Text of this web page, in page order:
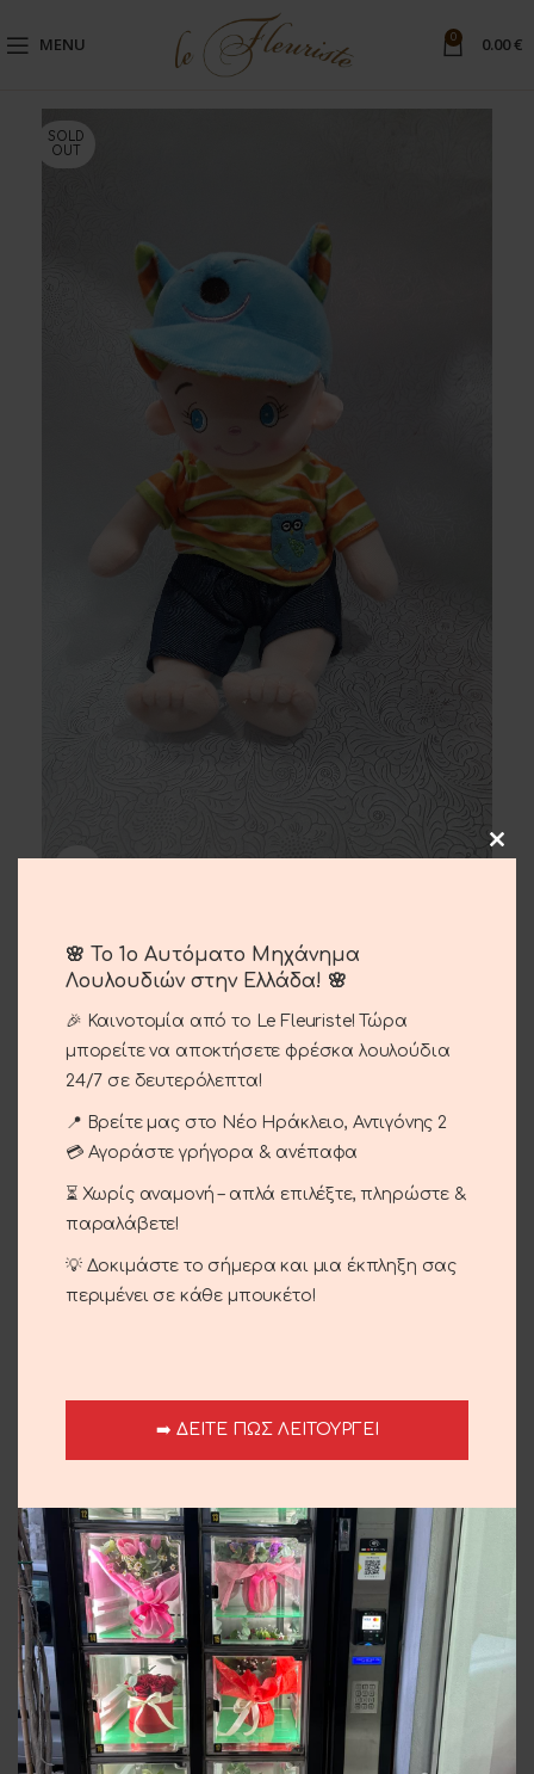
MENU 0 0.00€
SOLD
OUT
Baby Boy
Baby boy 20cm
Compare Add to wishlist
06-16
Births Gifts
Share:
Shipping & Delivery
Related products
🌸 Το 1ο Αυτόματο Μηχάνημα
Λουλουδιών στην Ελλάδα! 🌸
🎉 Καινοτομία από το Le Fleuriste! Τώρα
μπορείτε να αποκτήσετε φρέσκα λουλούδια
24/7 σε δευτερόλεπτα!
📍 Βρείτε μας στο Νέο Ηράκλειο, Αντιγόνης 2
💳 Αγοράστε γρήγορα & ανέπαφα
⏳ Χωρίς αναμονή – απλά επιλέξτε, πληρώστε &
παραλάβετε!
💡 Δοκιμάστε το σήμερα και μια έκπληξη σας
περιμένει σε κάθε μπουκέτο!
➡️ ΔΕΙΤΕ ΠΩΣ ΛΕΙΤΟΥΡΓΕΙ